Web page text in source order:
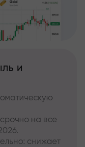
и
на все
снижает